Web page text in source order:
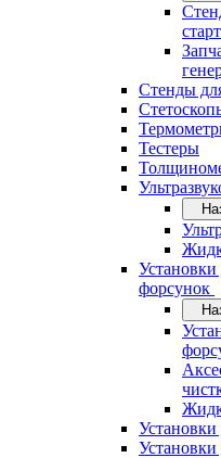
Стенды
Тестеры
Установки
форсунок
Установки